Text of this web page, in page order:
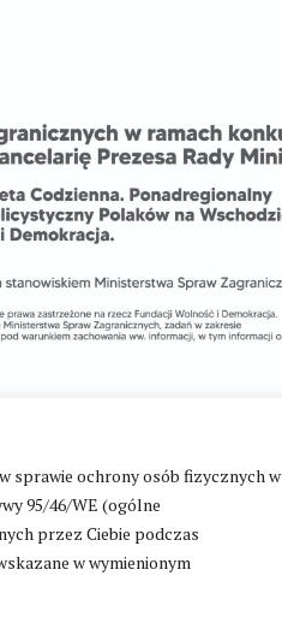
sprawie ochrony osób fizycznych w
95/46/WE (ogólne
przez Ciebie podczas
w wymienionym